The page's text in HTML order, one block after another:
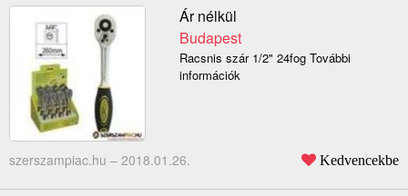
Ár nélkül
Budapest
Racsnis szár 1/2" 24fog További
információk
szerszampiac.hu – 2018.01.26. Kedvencekbe